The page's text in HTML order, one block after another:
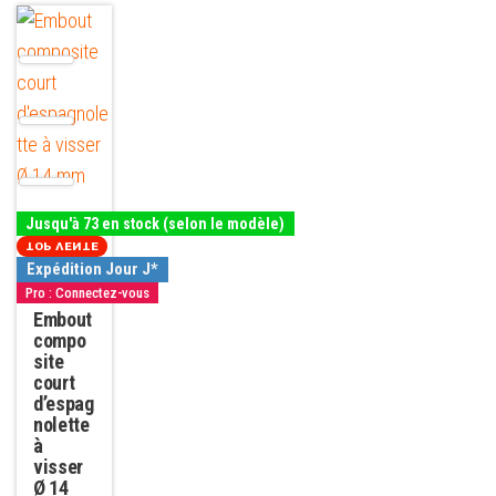
Jusqu'à 73 en stock (selon le modèle)
TOP VENTE
Expédition Jour J*
Pro : Connectez-vous
Embout
compo
site
court
d’espag
nolette
à
visser
Ø 14
Ce
produit
a
plusieurs
variations.
Les
peuvent
être
choisies
sur
page
produit